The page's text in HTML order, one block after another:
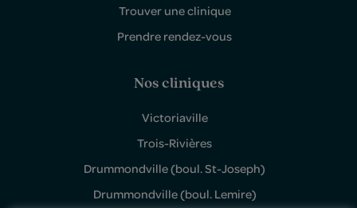
Trouver une clinique
Prendre rendez-vous
Nos cliniques
Victoriaville
Trois-Rivières
Drummondville (boul. St-Joseph)
Drummondville (boul. Lemire)